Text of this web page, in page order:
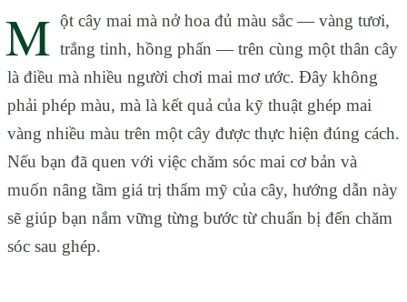
M ột cây mai mà nở hoa đủ màu sắc — vàng tươi,
trắng tinh, hồng phấn — trên cùng một thân cây
là điều mà nhiều người chơi mai mơ ước. Đây không
phải phép màu, mà là kết quả của kỹ thuật ghép mai
vàng nhiều màu trên một cây được thực hiện đúng cách.
Nếu bạn đã quen với việc chăm sóc mai cơ bản và
muốn nâng tầm giá trị thẩm mỹ của cây, hướng dẫn này
sẽ giúp bạn nắm vững từng bước từ chuẩn bị đến chăm
sóc sau ghép.